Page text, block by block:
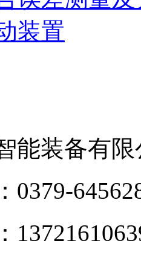
装置
能装备有限
0379-